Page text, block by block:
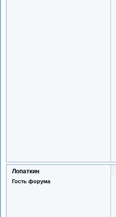
Лопаткин
Гость форума